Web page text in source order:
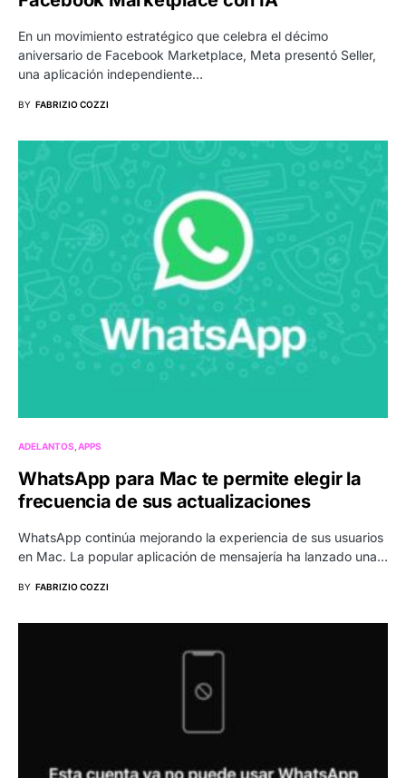
En un movimiento estratégico que celebra el décimo
aniversario de Facebook Marketplace, Meta presentó Seller,
una aplicación independiente…
BY FABRIZIO COZZI
ADELANTOS APPS
WhatsApp para Mac te permite elegir la
frecuencia de sus actualizaciones
WhatsApp continúa mejorando la experiencia de sus usuarios
en Mac. La popular aplicación de mensajería ha lanzado una…
BY FABRIZIO COZZI